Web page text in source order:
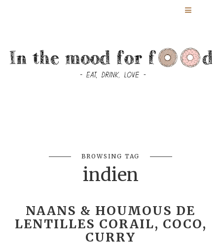
BROWSING TAG
indien
NAANS & HOUMOUS DE
LENTILLES CORAIL, COCO,
CURRY